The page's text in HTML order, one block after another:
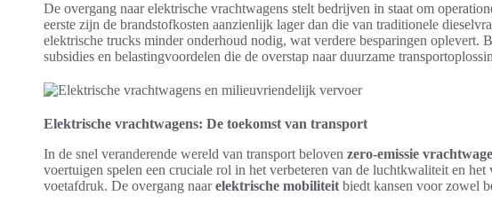
De overgang naar elektrische vrachtwagens stelt bedrijven in staat om
eerste zijn de brandstofkosten aanzienlijk lager dan die van traditionele
elektrische trucks minder onderhoud nodig, wat verdere besparingen oplevert.
subsidies en belastingvoordelen die de overstap naar duurzame
Elektrische vrachtwagens: De toekomst van transport
In de snel veranderende wereld van transport beloven zero-emissie
voertuigen spelen een cruciale rol in het verbeteren van de luchtkwaliteit en het
voetafdruk. De overgang naarelektrische mobiliteit biedt kansen voor zowel